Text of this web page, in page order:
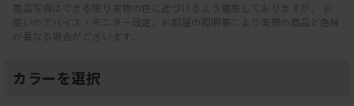
商品写真はできる限り実物の色に近づけるよう徹底しておりますが、 お
使いのデバイス・モニター設定、お部屋の照明等により実際の商品と色味
が異なる場合がございます。
カラーを選択